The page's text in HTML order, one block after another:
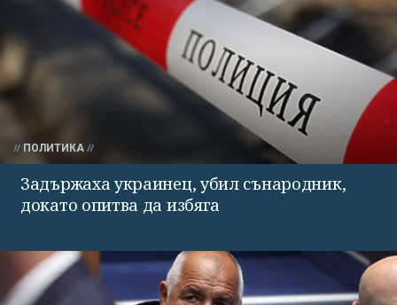
ПОЛИТИКА
Задържаха украинец, убил сънародник,
докато опитва да избяга